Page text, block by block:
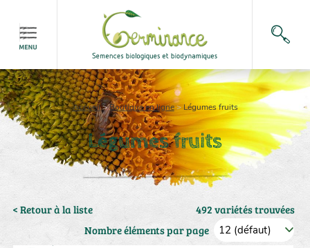
Accueil>Boutique en ligne> Légumes fruits
Légumes fruits
< Retour à la liste
492 variétés trouvées
Nombre éléments par page